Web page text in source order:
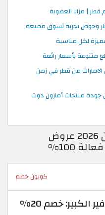
قطر | مزايا العضوية
وخوض تجربة تسوق ممتعة
لكل مناسبة
من قطر في زمن
جودة منتجات أمازون دوت
المزيد من كود خصم امازون 2026 عروض
100%
كوبون خصم
كوبون امازون أسبوع التوفير الكبير: خصم 20%